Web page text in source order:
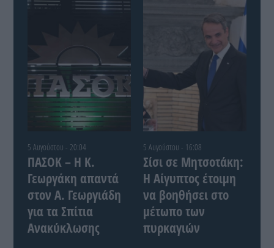
5 Αυγούστου - 20:04
ΠΑΣΟΚ – Η Κ.
Γεωργάκη απαντά
στον Α. Γεωργιάδη
για τα Σπίτια
Ανακύκλωσης
5 Αυγούστου - 16:08
Σίσι σε Μητσοτάκη:
Η Αίγυπτος έτοιμη
να βοηθήσει στο
μέτωπο των
πυρκαγιών